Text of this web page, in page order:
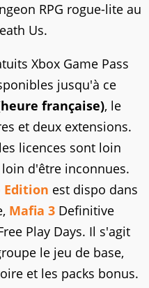
RPG rogue-lite au
Us.
Xbox Game Pass
jusqu'à ce
française), le
et deux extensions.
licences sont loin
d'être inconnues.
est dispo dans
Mafia 3 Definitive
Play Days. Il s'agit
le jeu de base,
et les packs bonus.